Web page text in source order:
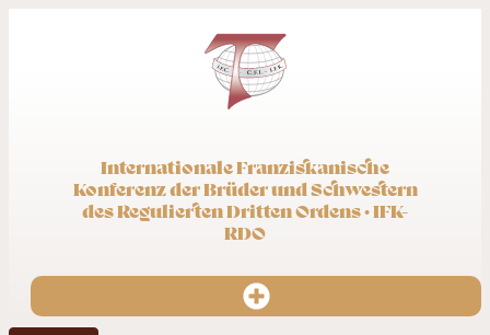
Internationale Franziskanische
Konferenz der Brüder und Schwestern
des Regulierten Dritten Ordens · IFK-
RDO